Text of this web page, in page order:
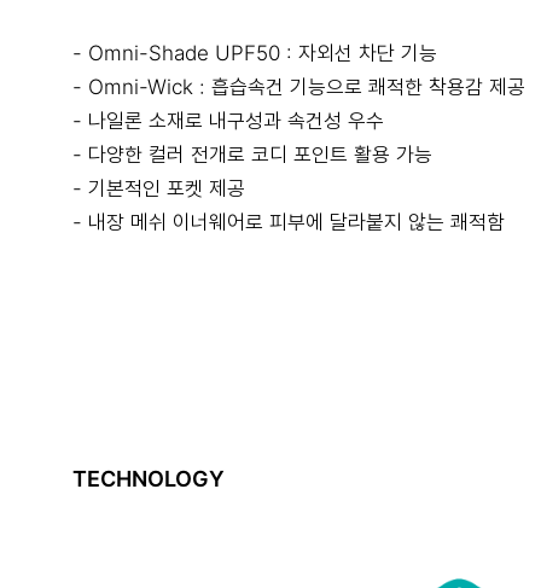
- Omni-Shade UPF50 : 자외선 차단 기능
- Omni-Wick : 흡습속건 기능으로 쾌적한 착용감 제공
- 나일론 소재로 내구성과 속건성 우수
- 다양한 컬러 전개로 코디 포인트 활용 가능
- 기본적인 포켓 제공
- 내장 메쉬 이너웨어로 피부에 달라붙지 않는 쾌적함
TECHNOLOGY